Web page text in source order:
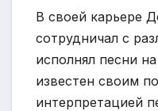
В своей карьере
сотрудничал с
исполнял песни
известен своим
интерпретацией